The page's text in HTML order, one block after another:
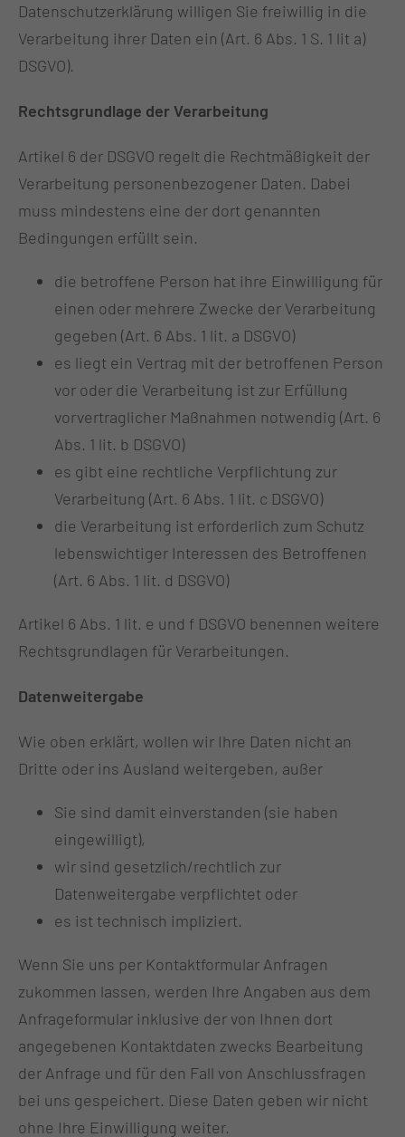
Datenschutzerklärung willigen Sie freiwillig in die
Verarbeitung ihrer Daten ein (Art. 6 Abs. 1 S. 1 lit a)
DSGVO).
Rechtsgrundlage der Verarbeitung
Artikel 6 der DSGVO regelt die Rechtmäßigkeit der
Verarbeitung personenbezogener Daten. Dabei
muss mindestens eine der dort genannten
Bedingungen erfüllt sein.
die betroffene Person hat ihre Einwilligung für
einen oder mehrere Zwecke der Verarbeitung
gegeben (Art. 6 Abs. 1 lit. a DSGVO)
es liegt ein Vertrag mit der betroffenen Person
vor oder die Verarbeitung ist zur Erfüllung
vorvertraglicher Maßnahmen notwendig (Art. 6
Abs. 1 lit. b DSGVO)
es gibt eine rechtliche Verpflichtung zur
Verarbeitung (Art. 6 Abs. 1 lit. c DSGVO)
die Verarbeitung ist erforderlich zum Schutz
lebenswichtiger Interessen des Betroffenen
(Art. 6 Abs. 1 lit. d DSGVO)
Artikel 6 Abs. 1 lit. e und f DSGVO benennen weitere
Rechtsgrundlagen für Verarbeitungen.
Datenweitergabe
Wie oben erklärt, wollen wir Ihre Daten nicht an
Dritte oder ins Ausland weitergeben, außer
Sie sind damit einverstanden (sie haben
eingewilligt),
wir sind gesetzlich/rechtlich zur
Datenweitergabe verpflichtet oder
es ist technisch impliziert.
Wenn Sie uns per Kontaktformular Anfragen
zukommen lassen, werden Ihre Angaben aus dem
Anfrageformular inklusive der von Ihnen dort
angegebenen Kontaktdaten zwecks Bearbeitung
der Anfrage und für den Fall von Anschlussfragen
bei uns gespeichert. Diese Daten geben wir nicht
ohne Ihre Einwilligung weiter.